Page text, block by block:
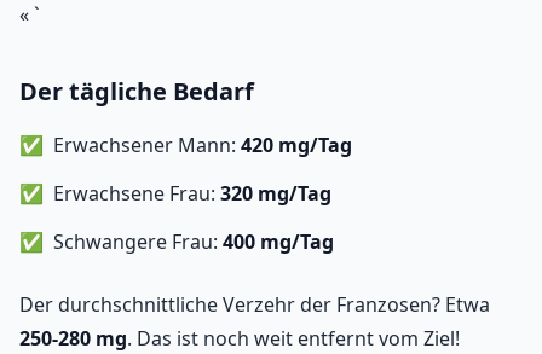
« `
Der tägliche Bedarf
Erwachsener Mann: 420 mg/Tag
Erwachsene Frau: 320 mg/Tag
Schwangere Frau: 400 mg/Tag
Der durchschnittliche Verzehr der Franzosen? Etwa
250-280 mg. Das ist noch weit entfernt vom Ziel!